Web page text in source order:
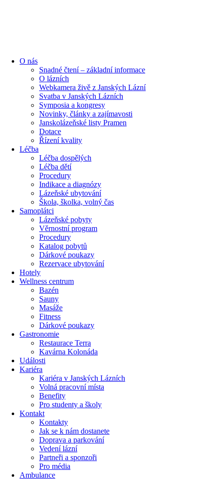
O nás
Snadné čtení – základní informace
O lázních
Webkamera živě z Janských Lázní
Svatba v Janských Lázních
Symposia a kongresy
Novinky, články a zajímavosti
Janskolázeňské listy Pramen
Dotace
Řízení kvality
Léčba
Léčba dospělých
Léčba dětí
Procedury
Indikace a diagnózy
Lázeňské ubytování
Škola, školka, volný čas
Samoplátci
Lázeňské pobyty
Věrnostní program
Procedury
Katalog pobytů
Dárkové poukazy​
Rezervace ubytování
Hotely
Wellness centrum
Bazén
Sauny
Masáže
Fitness
Dárkové poukazy​
Gastronomie
Restaurace Terra
Kavárna Kolonáda
Události
Kariéra
Kariéra v Janských Lázních
Volná pracovní místa
Benefity
Pro studenty a školy
Kontakt
Kontakty
Jak se k nám dostanete
Doprava a parkování
Vedení lázní
Partneři a sponzoři
Pro média
Ambulance